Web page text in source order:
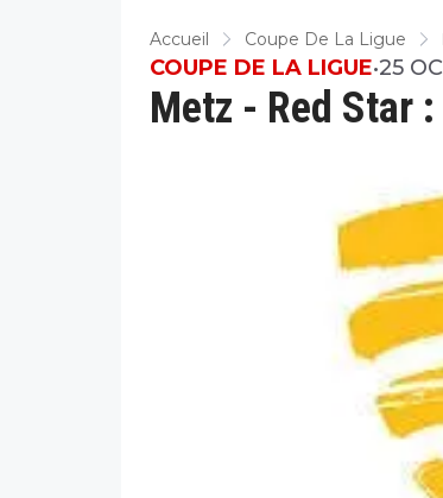
Accueil Coupe De La Ligue
Metz - Red Star
COUPE DE LA LIGUE•25